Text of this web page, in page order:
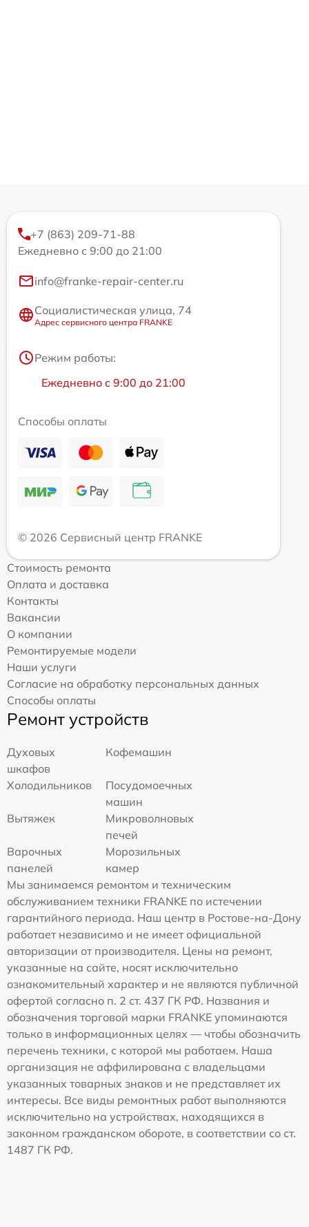
+7 (863) 209-71-88
Ежедневно с 9:00 до 21:00
info@franke-repair-center.ru
Социалистическая улица, 74
Адрес сервисного центра FRANKE
Режим работы:
Ежедневно с 9:00 до 21:00
Способы оплаты
© 2026 Сервисный центр FRANKE
Стоимость ремонта
Оплата и доставка
Контакты
Вакансии
О компании
Ремонтируемые модели
Наши услуги
Согласие на обработку персональных данных
Способы оплаты
Ремонт устройств
Духовых
шкафов
Кофемашин
Холодильников
Посудомоечных
машин
Вытяжек
Микроволновых
печей
Варочных
панелей
Морозильных
камер
Мы занимаемся ремонтом и техническим
обслуживанием техники FRANKE по истечении
гарантийного периода. Наш центр в Ростове-на-Дону
работает независимо и не имеет официальной
авторизации от производителя. Цены на ремонт,
указанные на сайте, носят исключительно
ознакомительный характер и не являются публичной
офертой согласно п. 2 ст. 437 ГК РФ. Названия и
обозначения торговой марки FRANKE упоминаются
только в информационных целях — чтобы обозначить
перечень техники, с которой мы работаем. Наша
организация не аффилирована с владельцами
указанных товарных знаков и не представляет их
интересы. Все виды ремонтных работ выполняются
исключительно на устройствах, находящихся в
законном гражданском обороте, в соответствии со ст.
1487 ГК РФ.